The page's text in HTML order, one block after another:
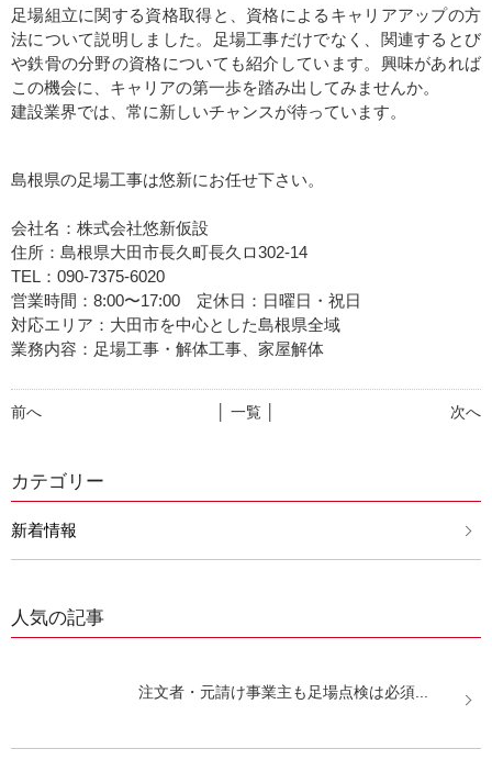
足場組立に関する資格取得と、資格によるキャリアアップの方
法について説明しました。足場工事だけでなく、関連するとび
や鉄骨の分野の資格についても紹介しています。興味があれば
この機会に、キャリアの第一歩を踏み出してみませんか。
建設業界では、常に新しいチャンスが待っています。
島根県の足場工事は悠新にお任せ下さい。
会社名：株式会社悠新仮設
住所：島根県大田市長久町長久ロ302-14
TEL：090-7375-6020
営業時間：8:00〜17:00 定休日：日曜日・祝日
対応エリア：大田市を中心とした島根県全域
業務内容：足場工事・解体工事、家屋解体
前へ 次へ
│ 一覧 │
カテゴリー
新着情報
人気の記事
注文者・元請け事業主も足場点検は必須...